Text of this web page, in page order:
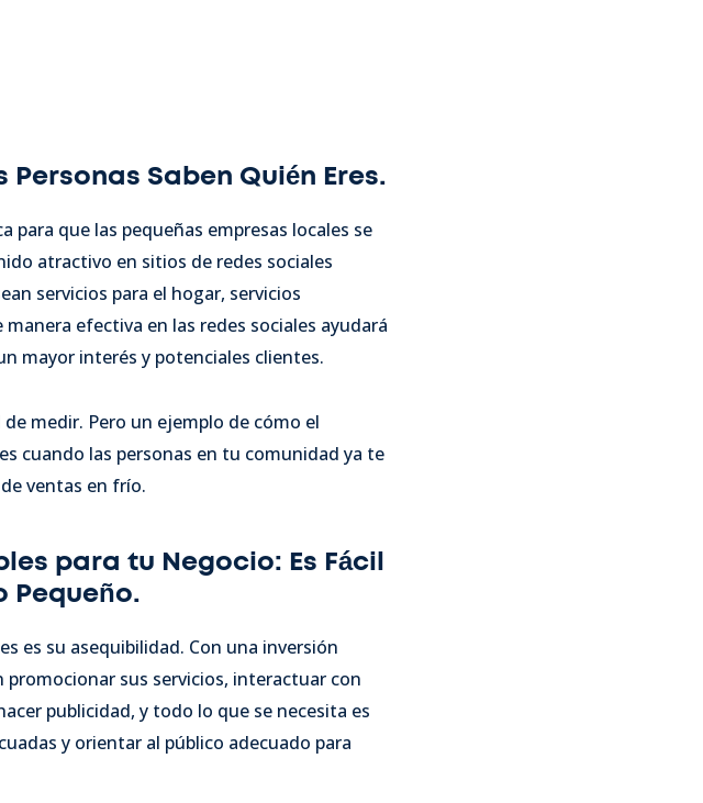
Saben Quién Eres.
que las pequeñas empresas locales se
atractivo en sitios de redes sociales
servicios para el hogar, servicios
efectiva en las redes sociales ayudará
mayor interés y potenciales clientes.
medir. Pero un ejemplo de cómo el
cuando las personas en tu comunidad ya te
ventas en frío.
para tu Negocio: Es Fácil
Pequeño.
es su asequibilidad. Con una inversión
sus servicios, interactuar con
publicidad, y todo lo que se necesita es
y orientar al público adecuado para